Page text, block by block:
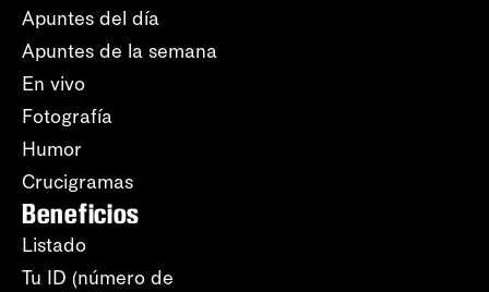
Apuntes del día
Apuntes de la semana
En vivo
Fotografía
Humor
Crucigramas
Beneficios
Listado
Tu ID (número de